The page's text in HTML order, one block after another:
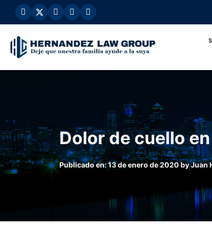
Dolor de cuello
Publicado en:13 de enero de 2020byJuan